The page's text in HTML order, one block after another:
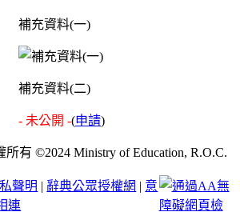
補充資料(一)
補充資料(二)
- 未公開 -(申請)
有 ©2024 Ministry of Education, R.O.C.
聲明 | 辭典公眾授權網 | 意
連